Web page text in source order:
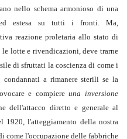
nello schema armonioso di una
ed estesa su tutti i fronti. Ma,
reazione proletaria allo stato di
lotte e rivendicazioni, deve trarne
di sfruttati la coscienza di come i
a rimanere sterili se la
e compiereuna inversione
dell'attacco diretto e generale al
1920, l'atteggiamento della nostra
come l'occupazione delle fabbriche